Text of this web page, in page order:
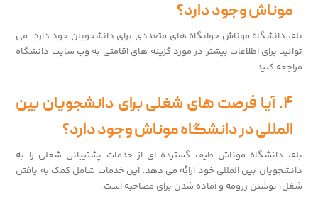
موناش وجود دارد؟
بله، دانشگاه موناش خوابگاه های متعددی برای دانشجویان خود دارد. می
توانید برای اطلاعات بیشتر در مورد گزینه های اقامتی به وب سایت دانشگاه
مراجعه کنید.
۴. آیا فرصت های شغلی برای دانشجویان بین
المللی در دانشگاه موناش وجود دارد؟
بله، دانشگاه موناش طیف گسترده ای از خدمات پشتیبانی شغلی را به
دانشجویان بین المللی خود ارائه می دهد. این خدمات شامل کمک به یافتن
شغل، نوشتن رزومه و آماده شدن برای مصاحبه است.